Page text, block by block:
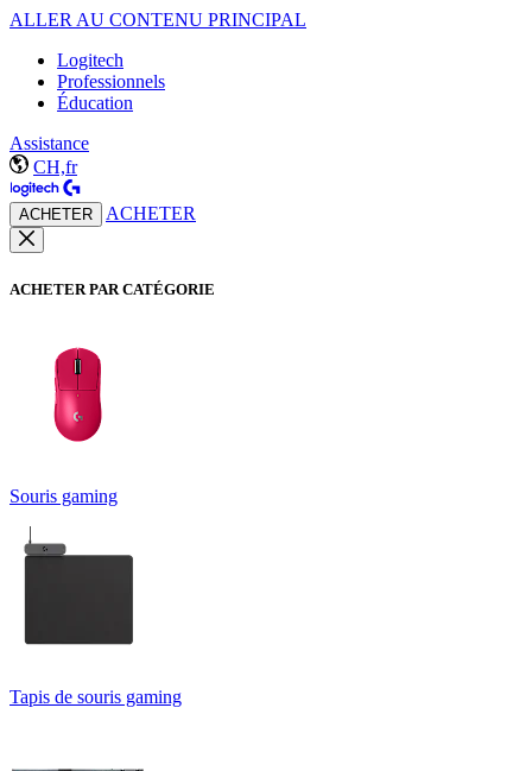
ALLER AU CONTENU PRINCIPAL
Logitech
Professionnels
Éducation
Assistance
CH,fr
ACHETER ACHETER
ACHETER PAR CATÉGORIE
Souris gaming
Tapis de souris gaming